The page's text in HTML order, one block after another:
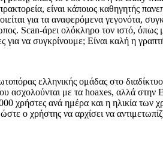
είναι κάποιος καθηγητής
για τα αναφερόμενα γεγονότα,
Scan-άρει ολόκληρο τον ιστό,
να συγκρίνουμε; Είναι καλή η
ελληνικής ομάδας στο
με τα hoaxes, αλλά στην
χρήστες ανά ημέρα και η ηλικία
ο χρήστης να αρχίσει να